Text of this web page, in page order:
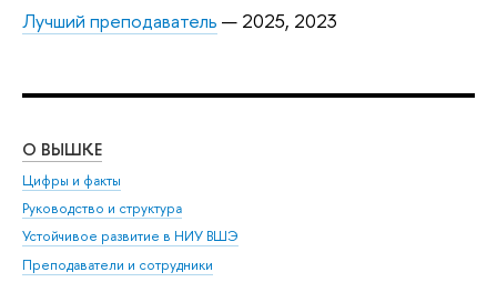
Лучший преподаватель — 2025, 2023
О ВЫШКЕ
Цифры и факты
Руководство и структура
Устойчивое развитие в НИУ ВШЭ
Преподаватели и сотрудники